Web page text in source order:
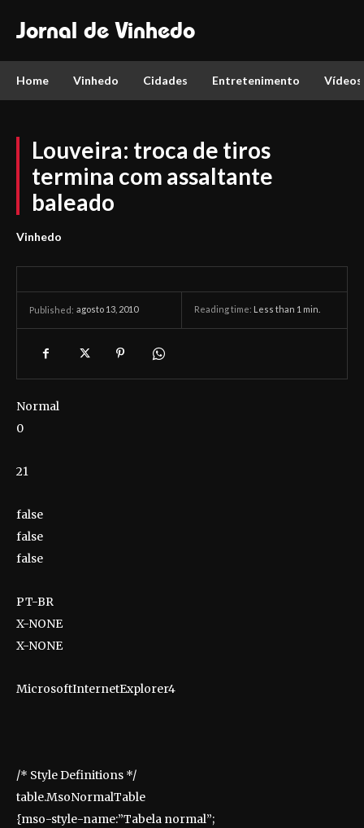
Jornal de Vinhedo
Home Vinhedo Cidades Entretenimento Vídeos
Louveira: troca de tiros
termina com assaltante
baleado
Vinhedo
Published: agosto 13, 2010 Reading time: Less than 1 min.
Normal
0
21
false
false
false
PT-BR
X-NONE
X-NONE
MicrosoftInternetExplorer4
/* Style Definitions */
table.MsoNormalTable
{mso-style-name:”Tabela normal”;